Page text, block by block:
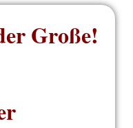
Große!